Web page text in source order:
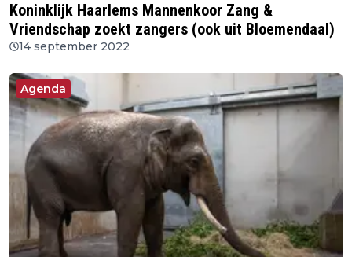
Koninklijk Haarlems Mannenkoor Zang &
Vriendschap zoekt zangers (ook uit Bloemendaal)
14 september 2022
Agenda